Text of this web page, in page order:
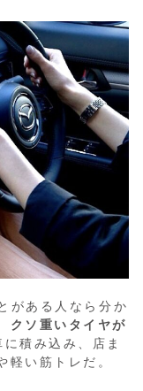
がある人なら分か
クソ重いタイヤが
積み込み、店ま
い筋トレだ。